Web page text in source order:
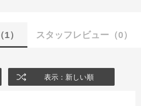
（1） スタッフレビュー （0）
表示：新しい順